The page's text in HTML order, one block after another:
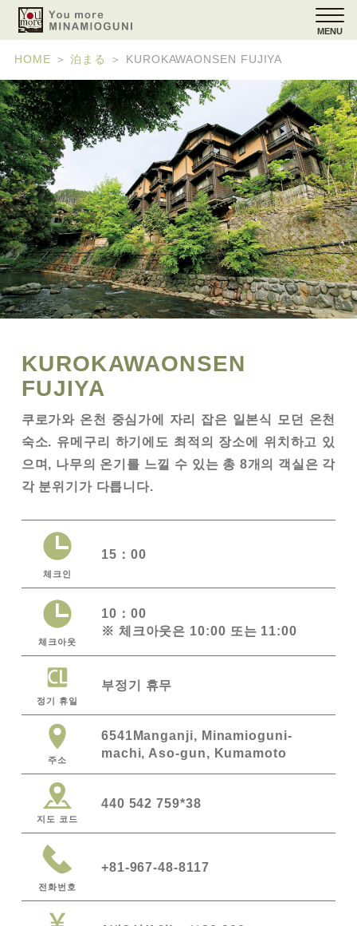
MENU
HOME ＞泊まる ＞ KUROKAWAONSEN FUJIYA
KUROKAWAONSEN
FUJIYA
쿠로가와 온천 중심가에 자리 잡은 일본식 모던 온천
숙소. 유메구리 하기에도 최적의 장소에 위치하고 있
으며, 나무의 온기를 느낄 수 있는 총 8개의 객실은 각
각 분위기가 다릅니다.
체크인
15：00
체크아웃
10：00
※ 체크아웃은 10:00 또는 11:00
정기 휴일
부정기 휴무
주소
6541Manganji, Minamioguni-
machi, Aso-gun, Kumamoto
지도 코드
440 542 759*38
전화번호
+81-967-48-8117